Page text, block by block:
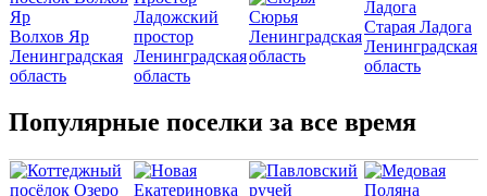
Волхов Яр
Ленинградская
область
Ладожский
простор
Ленинградская
область
Сюрья
Ленинградская
область
Старая Ладога
Ленинградская
область
Популярные поселки за все время